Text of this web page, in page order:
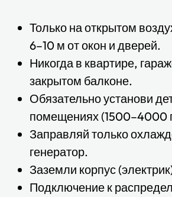
Только на открытом
6–10 м от окон и дверей.
Никогда в квартире,
закрытом балконе.
Обязательно установи
помещениях (1500–4000
Заправляй только
генератор.
Заземли корпус
Подключение к